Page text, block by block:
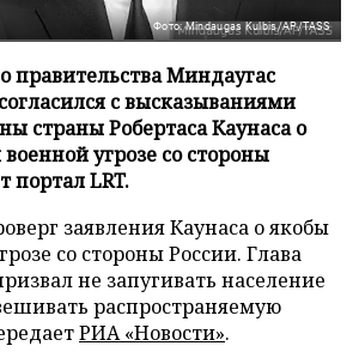
Фото: Mindaugas Kulbis/AP/TASS
правительства Миндаугас
с высказываниями
страны Робертаса Каунаса о
угрозе со стороны
портал LRT.
заявления Каунаса о якобы
со стороны России. Глава
не запугивать население
распространяемую
РИА «Новости».